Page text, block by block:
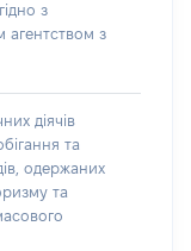
з
агентством з
діячів
та
одержаних
та